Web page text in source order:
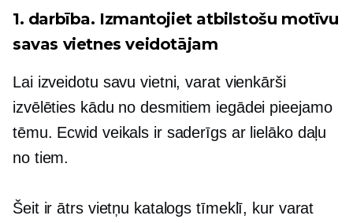
1. darbība. Izmantojiet atbilstošu motīvu
savas vietnes veidotājam
Lai izveidotu savu vietni, varat vienkārši
izvēlēties kādu no desmitiem iegādei pieejamo
tēmu. Ecwid veikals ir saderīgs ar lielāko daļu
no tiem.
Šeit ir ātrs vietņu katalogs tīmeklī, kur varat